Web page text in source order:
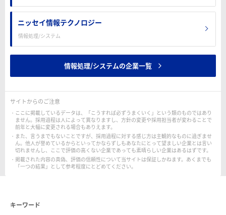
ニッセイ情報テクノロジー
情報処理/システム
情報処理/システムの企業一覧
サイトからのご注意
ここに掲載しているデータは、「こうすれば必ずうまくいく」という類のものではあり
ません。採用過程は人によって異なりますし、方針の変更や採用担当者が変わることで
前年と大幅に変更される場合もありえます。
また、言うまでもないことですが、採用過程に対する感じ方は主観的なものに過ぎませ
ん。他人が誉めているからといってかならずしもあなたにとって望ましい企業とは言い
切れませんし、ここで評価の高くない企業であっても素晴らしい企業はあるはずです。
掲載された内容の真偽、評価の信頼性について当サイトは保証しかねます。あくまでも
「一つの結果」として参考程度にとどめてください。
キーワード